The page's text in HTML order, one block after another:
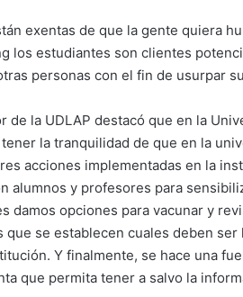
exentas de que la gente quiera
los estudiantes son clientes
personas con el fin de usurpar
de la UDLAP destacó que en la
la tranquilidad de que en la
acciones implementadas en la
alumnos y profesores para
damos opciones para vacunar y
se establecen cuales deben
Y finalmente, se hace una
que permita tener a salvo la